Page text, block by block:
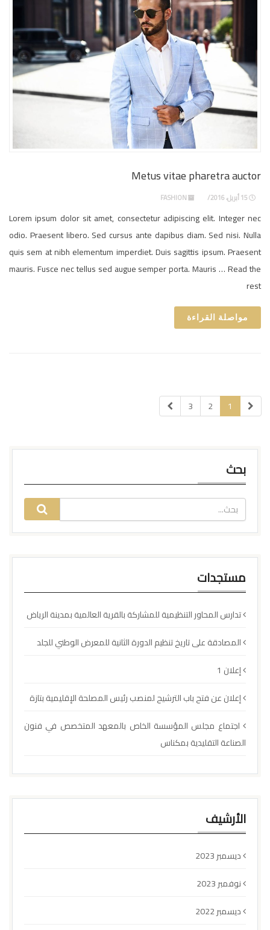
Metus vitae pharetra auctor
FASHION
Lorem ipsum dolor sit amet, consectetur adipiscing elit. Integer nec
odio. Praesent libero. Sed cursus ante dapibus diam. Sed nisi. Nulla
quis sem at nibh elementum imperdiet. Duis sagittis ipsum. Praesent
mauris. Fusce nec tellus sed augue semper porta. Mauris … Read the
rest
مواصلة القراءة
1
2
3
بحث
مستجدات
تدارس المحاور التنظيمية للمشاركة بالقرية العالمية بمدينة الرياض
المصادقة على تاريخ تنظيم الدورة الثانية للمعرض الوطني للجلد
إعلان 1
إعلان عن فتح باب الترشيح لمنصب رئيس المصلحة الإقليمية بتازة
اجتماع مجلس المؤسسة الخاص بالمعهد المتخصص في فنون
الصناعة التقليدية بمكناس
الأرشيف
ديسمبر 2023
نوفمبر 2023
ديسمبر 2022